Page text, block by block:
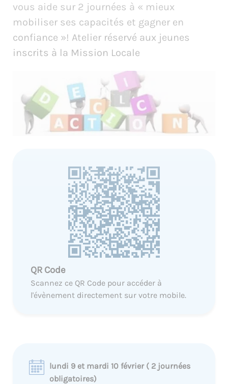
vous aide sur 2 journées à « mieux
mobiliser ses capacités et gagner en
confiance »! Atelier réservé aux jeunes
inscrits à la Mission Locale
QR Code
Scannez ce QR Code pour accéder à
l'évènement directement sur votre mobile.
lundi 9 et mardi 10 février ( 2 journées
obligatoires)